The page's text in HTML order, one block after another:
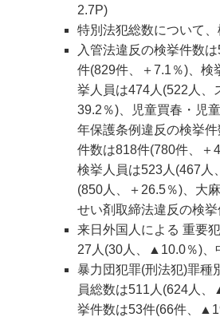
2.7P)
特別法犯総数について
入管法違反の検挙件数
件(829件、＋7.1％)、
挙人員は474人(522人、
39.2％)、児童買春・児
年保護条例違反の検挙
件数は818件(780件、＋
検挙人員は523人(467人
(850人、＋26.5％)、大
せい剤取締法違反の検
来日外国人による 重要
27人(30人、▲10.0％)、
暴力団犯罪(刑法犯)罪種
員総数は511人(624人
挙件数は53件(66件、